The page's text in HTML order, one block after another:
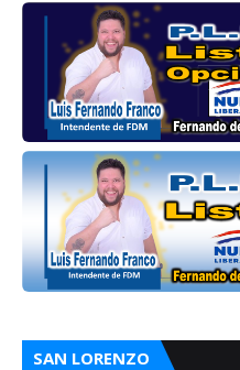
SAN LORENZO